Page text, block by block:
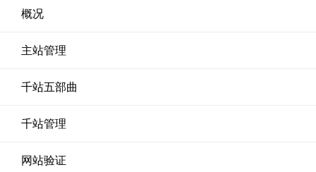
概况
主站管理
千站五部曲
千站管理
网站验证